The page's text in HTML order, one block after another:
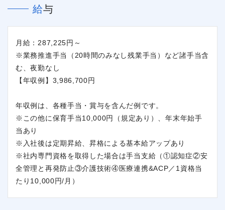
給与
月給：287,225円～
※業務推進手当（20時間のみなし残業手当）など諸手当含
む、夜勤なし
【年収例】3,986,700円
年収例は、各種手当・賞与を含んだ例です。
※この他に保育手当10,000円（規定あり）、年末年始手
当あり
※入社後は定期昇給、昇格による基本給アップあり
※社内専門資格を取得した場合は手当支給（①認知症②安
全管理と再発防止③介護技術④医療連携&ACP／1資格当
たり10,000円/月）